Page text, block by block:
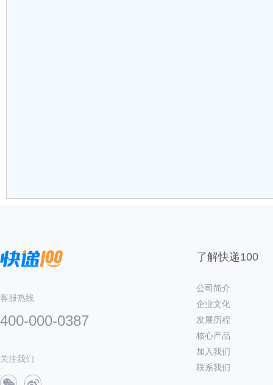
客服热线
400-000-0387
关注我们
了解快递100
公司简介
企业文化
发展历程
核心产品
加入我们
联系我们